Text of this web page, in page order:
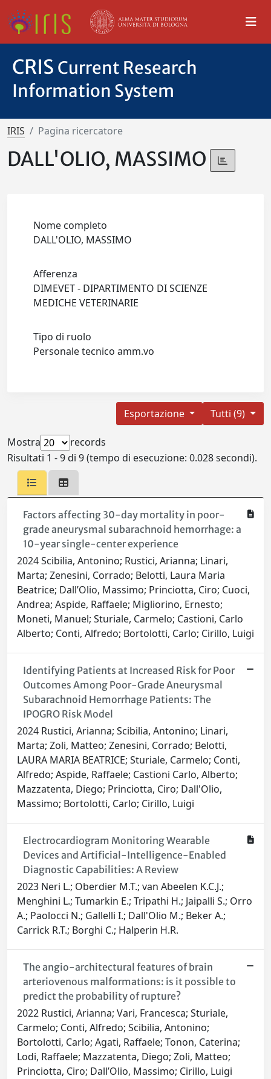
CRIS Current Research
Information System
IRIS Pagina ricercatore
DALL'OLIO, MASSIMO
Nome completo
DALL'OLIO, MASSIMO
Afferenza
DIMEVET - DIPARTIMENTO DI SCIENZE
MEDICHE VETERINARIE
Tipo di ruolo
Personale tecnico amm.vo
Tutti (9)
Esportazione
Mostra
records
Risultati 1 - 9 di 9 (tempo di esecuzione: 0.028 secondi).
Factors affecting 30-day mortality in poor-
grade aneurysmal subarachnoid hemorrhage: a
10-year single-center experience
2024 Scibilia, Antonino; Rustici, Arianna; Linari,
Marta; Zenesini, Corrado; Belotti, Laura Maria
Beatrice; Dall’Olio, Massimo; Princiotta, Ciro; Cuoci,
Andrea; Aspide, Raffaele; Migliorino, Ernesto;
Moneti, Manuel; Sturiale, Carmelo; Castioni, Carlo
Alberto; Conti, Alfredo; Bortolotti, Carlo; Cirillo, Luigi
Identifying Patients at Increased Risk for Poor
Outcomes Among Poor-Grade Aneurysmal
Subarachnoid Hemorrhage Patients: The
IPOGRO Risk Model
2024 Rustici, Arianna; Scibilia, Antonino; Linari,
Marta; Zoli, Matteo; Zenesini, Corrado; Belotti,
LAURA MARIA BEATRICE; Sturiale, Carmelo; Conti,
Alfredo; Aspide, Raffaele; Castioni Carlo, Alberto;
Mazzatenta, Diego; Princiotta, Ciro; Dall'Olio,
Massimo; Bortolotti, Carlo; Cirillo, Luigi
Electrocardiogram Monitoring Wearable
Devices and Artificial-Intelligence-Enabled
Diagnostic Capabilities: A Review
2023 Neri L.; Oberdier M.T.; van Abeelen K.C.J.;
Menghini L.; Tumarkin E.; Tripathi H.; Jaipalli S.; Orro
A.; Paolocci N.; Gallelli I.; Dall'Olio M.; Beker A.;
Carrick R.T.; Borghi C.; Halperin H.R.
The angio-architectural features of brain
arteriovenous malformations: is it possible to
predict the probability of rupture?
2022 Rustici, Arianna; Vari, Francesca; Sturiale,
Carmelo; Conti, Alfredo; Scibilia, Antonino;
Bortolotti, Carlo; Agati, Raffaele; Tonon, Caterina;
Lodi, Raffaele; Mazzatenta, Diego; Zoli, Matteo;
Princiotta, Ciro; Dall’Olio, Massimo; Cirillo, Luigi